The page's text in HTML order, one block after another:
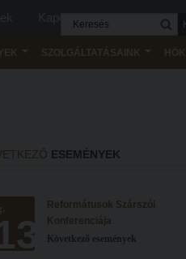
Kapcsolat
Keresés
SZOLGÁLTATÁSAINK HÖK
ESEMÉNYEK
Reformátusok Szárszói
Konferenciája
Következő események